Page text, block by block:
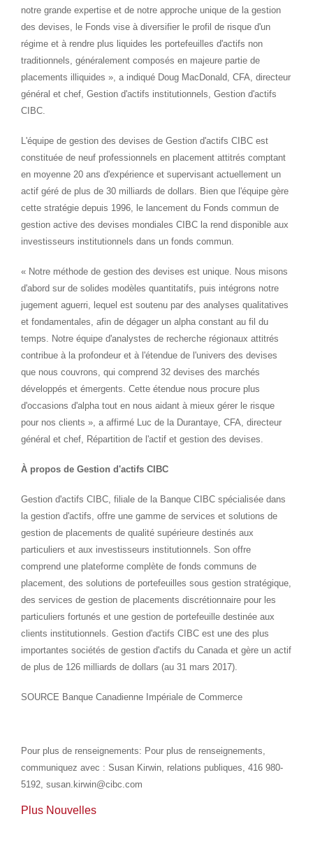
notre grande expertise et de notre approche unique de la gestion
des devises, le Fonds vise à diversifier le profil de risque d'un
régime et à rendre plus liquides les portefeuilles d'actifs non
traditionnels, généralement composés en majeure partie de
placements illiquides », a indiqué Doug MacDonald, CFA, directeur
général et chef, Gestion d'actifs institutionnels, Gestion d'actifs
CIBC.
L'équipe de gestion des devises de Gestion d'actifs CIBC est
constituée de neuf professionnels en placement attitrés comptant
en moyenne 20 ans d'expérience et supervisant actuellement un
actif géré de plus de 30 milliards de dollars. Bien que l'équipe gère
cette stratégie depuis 1996, le lancement du Fonds commun de
gestion active des devises mondiales CIBC la rend disponible aux
investisseurs institutionnels dans un fonds commun.
« Notre méthode de gestion des devises est unique. Nous misons
d'abord sur de solides modèles quantitatifs, puis intégrons notre
jugement aguerri, lequel est soutenu par des analyses qualitatives
et fondamentales, afin de dégager un alpha constant au fil du
temps. Notre équipe d'analystes de recherche régionaux attitrés
contribue à la profondeur et à l'étendue de l'univers des devises
que nous couvrons, qui comprend 32 devises des marchés
développés et émergents. Cette étendue nous procure plus
d'occasions d'alpha tout en nous aidant à mieux gérer le risque
pour nos clients », a affirmé Luc de la Durantaye, CFA, directeur
général et chef, Répartition de l'actif et gestion des devises.
À propos de Gestion d'actifs CIBC
Gestion d'actifs CIBC, filiale de la Banque CIBC spécialisée dans
la gestion d'actifs, offre une gamme de services et solutions de
gestion de placements de qualité supérieure destinés aux
particuliers et aux investisseurs institutionnels. Son offre
comprend une plateforme complète de fonds communs de
placement, des solutions de portefeuilles sous gestion stratégique,
des services de gestion de placements discrétionnaire pour les
particuliers fortunés et une gestion de portefeuille destinée aux
clients institutionnels. Gestion d'actifs CIBC est une des plus
importantes sociétés de gestion d'actifs duCanadaet gère un actif
de plus de 126 milliards de dollars (au 31 mars 2017).
SOURCE Banque Canadienne Impériale de Commerce
Pour plus de renseignements: Pour plus de renseignements,
communiquez avec : Susan Kirwin, relations publiques, 416 980-
5192, susan.kirwin@cibc.com
Plus Nouvelles